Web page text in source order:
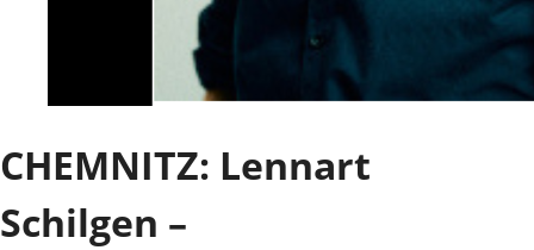
CHEMNITZ: Lennart
Schilgen –